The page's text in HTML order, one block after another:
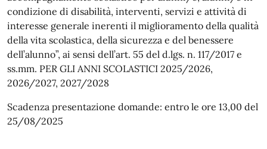
condizione di disabilità, interventi, servizi e attività di
interesse generale inerenti il miglioramento della qualità
della vita scolastica, della sicurezza e del benessere
dell’alunno”, ai sensi dell’art. 55 del d.lgs. n. 117/2017 e
ss.mm. PER GLI ANNI SCOLASTICI 2025/2026,
2026/2027, 2027/2028
Scadenza presentazione domande: entro le ore 13,00 del
25/08/2025